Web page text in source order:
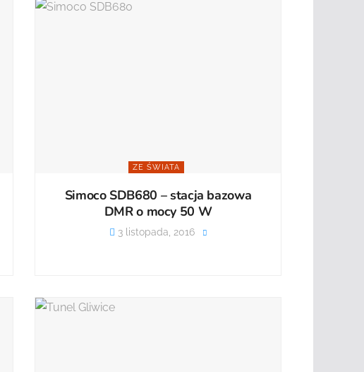
ZE ŚWIATA
Simoco SDB680 – stacja bazowa
DMR o mocy 50 W
3 listopada, 2016